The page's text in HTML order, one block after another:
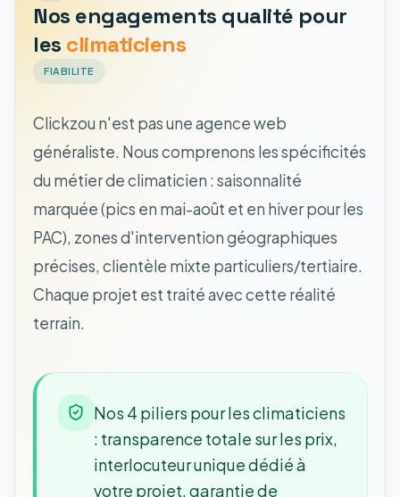
Nos engagements qualité pour
les climaticiens
FIABILITE
Clickzou n'est pas une agence web
généraliste. Nous comprenons les spécificités
du métier de climaticien : saisonnalité
marquée (pics en mai-août et en hiver pour les
PAC), zones d'intervention géographiques
précises, clientèle mixte particuliers/tertiaire.
Chaque projet est traité avec cette réalité
terrain.
Nos 4 piliers pour les climaticiens
: transparence totale sur les prix,
interlocuteur unique dédié à
votre projet, garantie de